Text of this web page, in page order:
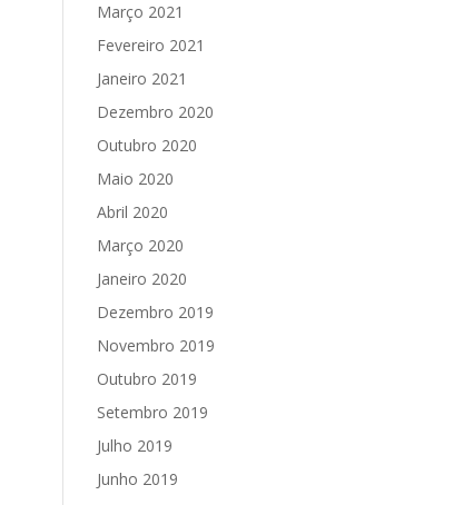
Março 2021
Fevereiro 2021
Janeiro 2021
Dezembro 2020
Outubro 2020
Maio 2020
Abril 2020
Março 2020
Janeiro 2020
Dezembro 2019
Novembro 2019
Outubro 2019
Setembro 2019
Julho 2019
Junho 2019